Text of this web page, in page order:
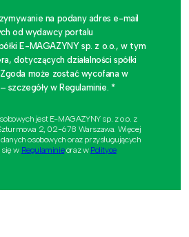
na podany adres e-mail
od wydawcy portalu
E-MAGAZYNY sp. z o.o., w tym
dotyczących działalności spółki
może zostać wycofana w
szczegóły w Regulaminie. *
jest E-MAGAZYNY sp. z o.o. z
2, 02-678 Warszawa. Więcej
osobowych oraz przysługujących
się w Regulaminieoraz w Polityce